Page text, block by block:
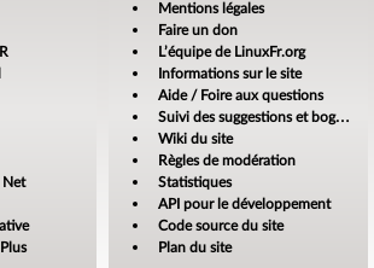
Net
Mentions légales
Faire un don
L’équipe de LinuxFr.org
Informations sur le site
Aide / Foire aux questions
Suivi des suggestions et bogues
Wiki du site
Règles de modération
Statistiques
API pour le développement
Code source du site
Plan du site